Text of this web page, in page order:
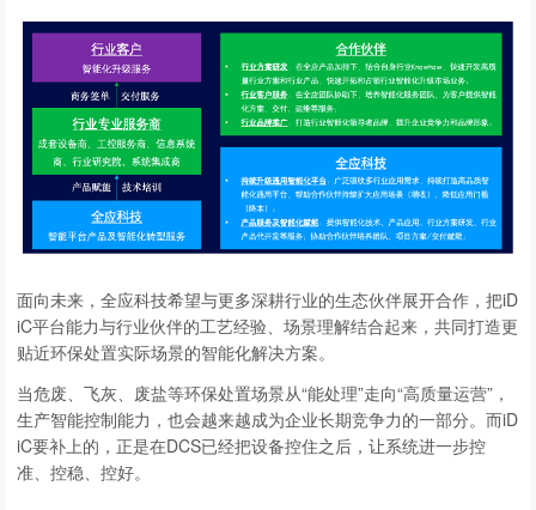
面向未来，全应科技希望与更多深耕行业的生态伙伴展开合作，把iD
iC平台能力与行业伙伴的工艺经验、场景理解结合起来，共同打造更
贴近环保处置实际场景的智能化解决方案。
当危废、飞灰、废盐等环保处置场景从“能处理”走向“高质量运营”，
生产智能控制能力，也会越来越成为企业长期竞争力的一部分。而iD
iC要补上的，正是在DCS已经把设备控住之后，让系统进一步控
准、控稳、控好。